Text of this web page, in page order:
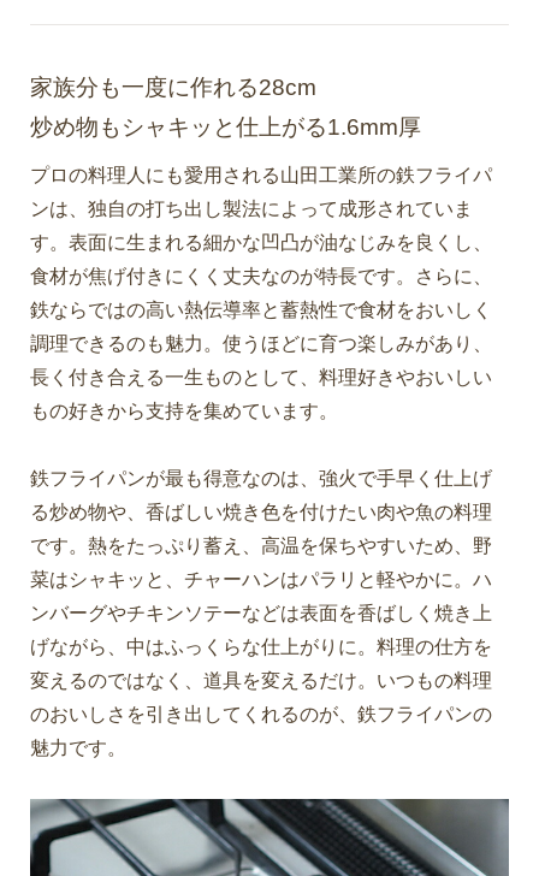
家族分も一度に作れる28cm
炒め物もシャキッと仕上がる1.6mm厚
プロの料理人にも愛用される山田工業所の鉄フライパ
ンは、独自の打ち出し製法によって成形されていま
す。表面に生まれる細かな凹凸が油なじみを良くし、
食材が焦げ付きにくく丈夫なのが特長です。さらに、
鉄ならではの高い熱伝導率と蓄熱性で食材をおいしく
調理できるのも魅力。使うほどに育つ楽しみがあり、
長く付き合える一生ものとして、料理好きやおいしい
もの好きから支持を集めています。
鉄フライパンが最も得意なのは、強火で手早く仕上げ
る炒め物や、香ばしい焼き色を付けたい肉や魚の料理
です。熱をたっぷり蓄え、高温を保ちやすいため、野
菜はシャキッと、チャーハンはパラリと軽やかに。ハ
ンバーグやチキンソテーなどは表面を香ばしく焼き上
げながら、中はふっくらな仕上がりに。料理の仕方を
変えるのではなく、道具を変えるだけ。いつもの料理
のおいしさを引き出してくれるのが、鉄フライパンの
魅力です。